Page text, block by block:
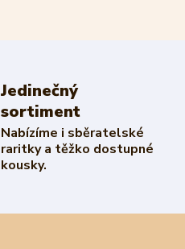
Jedinečný
sortiment
Nabízíme i sběratelské
raritky a těžko dostupné
kousky.